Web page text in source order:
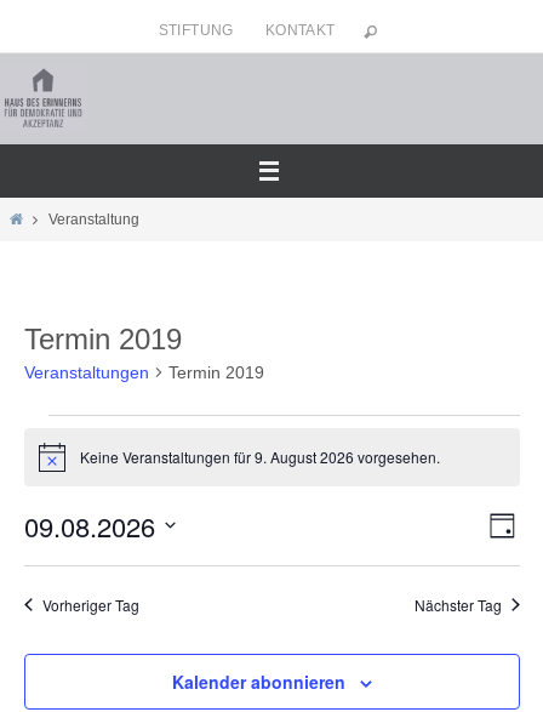
Inhalt
springen
STIFTUNG KONTAKT
HomeVeranstaltung
Termin 2019
Veranstaltungen Termin 2019
August
HinweisKeine Veranstaltungen für 9. August 2026 vorgesehen.
Tag
09.08.2026
Vorheriger Tag Nächster Tag
Kalender abonnieren